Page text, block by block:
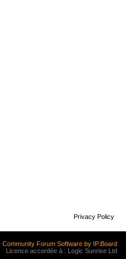
Privacy Policy
Community Forum Software by IP.Board
Licence accordée à : Logic Sunrise Ltd